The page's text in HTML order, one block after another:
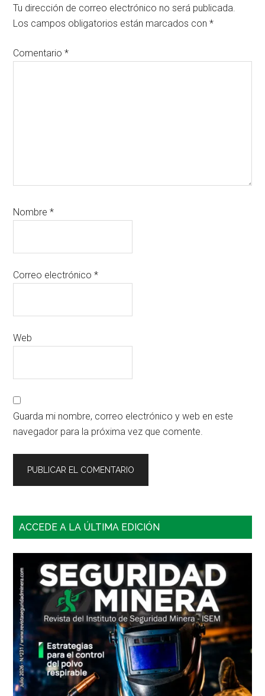
Tu dirección de correo electrónico no será publicada.
Los campos obligatorios están marcados con*
Comentario*
Nombre*
Correo electrónico*
Web
Guarda mi nombre, correo electrónico y web en este
navegador para la próxima vez que comente.
Barra
principal
ACCEDE A LA ÚLTIMA EDICIÓN